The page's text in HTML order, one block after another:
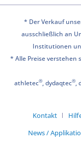
* Der Verkauf
ausschließlich an
Institutionen
* Alle Preise verstehen
athletec®, dydaqtec®,
Kontakt
News /